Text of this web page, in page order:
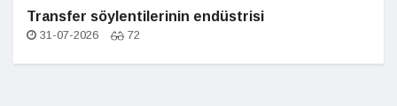
Transfer söylentilerinin endüstrisi
31-07-2026 72